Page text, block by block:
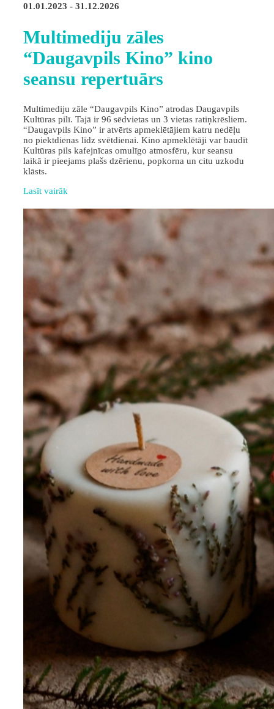
01.01.2023 - 31.12.2026
Multimediju zāles
“Daugavpils Kino” kino
seansu repertuārs
Multimediju zāle “Daugavpils Kino” atrodas Daugavpils
Kultūras pilī. Tajā ir 96 sēdvietas un 3 vietas ratiņkrēsliem.
“Daugavpils Kino” ir atvērts apmeklētājiem katru nedēļu
no piektdienas līdz svētdienai. Kino apmeklētāji var baudīt
Kultūras pils kafejnīcas omulīgo atmosfēru, kur seansu
laikā ir pieejams plašs dzērienu, popkorna un citu uzkodu
klāsts.
Lasīt vairāk